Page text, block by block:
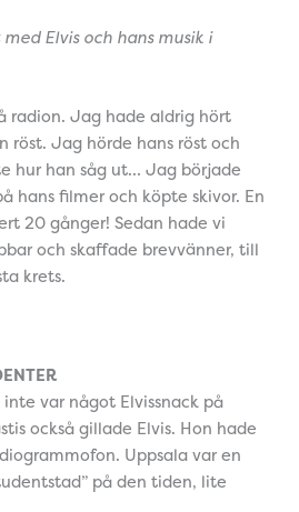
Elvis och hans musik i
radion. Jag hade aldrig hört
röst. Jag hörde hans röst och
hur han såg ut… Jag började
hans filmer och köpte skivor. En
20 gånger! Sedan hade vi
och skaffade brevvänner, till
krets.
var något Elvissnack på
också gillade Elvis. Hon hade
Uppsala var en
på den tiden, lite